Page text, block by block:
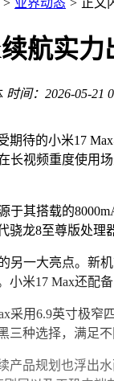
”策略换得商业逻
光环褪去，经营
，扩展产品线欲
个胡子、画张脸，
> 业界动态 > 正文
航实
时间：2026-05-21
期待的小米17
长视频重度使用
于其搭载的
骁龙8至尊版处理
另一大亮点。新
小米17 Max还配
采用6.9英寸极
三种选择，满足不
产品规划也浮出